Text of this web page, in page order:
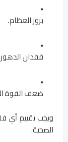
بروز العظام.
فقدان
ضعف القوة
ويجب تقييم أي
الصحية.